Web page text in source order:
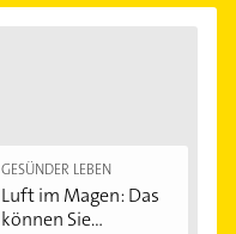
GESÜNDER LEBEN
Luft im Magen: Das
können Sie...